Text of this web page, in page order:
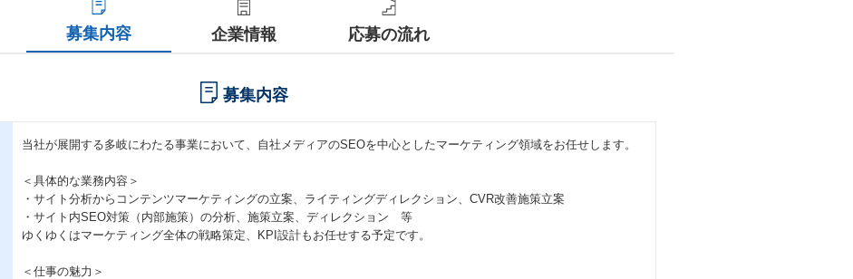
募集内容 企業情報 応募の流れ
募集内容
当社が展開する多岐にわたる事業において、自社メディアのSEOを中心としたマーケティング領域をお任せします。
＜具体的な業務内容＞
・サイト分析からコンテンツマーケティングの立案、ライティングディレクション、CVR改善施策立案
・サイト内SEO対策（内部施策）の分析、施策立案、ディレクション 等
ゆくゆくはマーケティング全体の戦略策定、KPI設計もお任せする予定です。
＜仕事の魅力＞